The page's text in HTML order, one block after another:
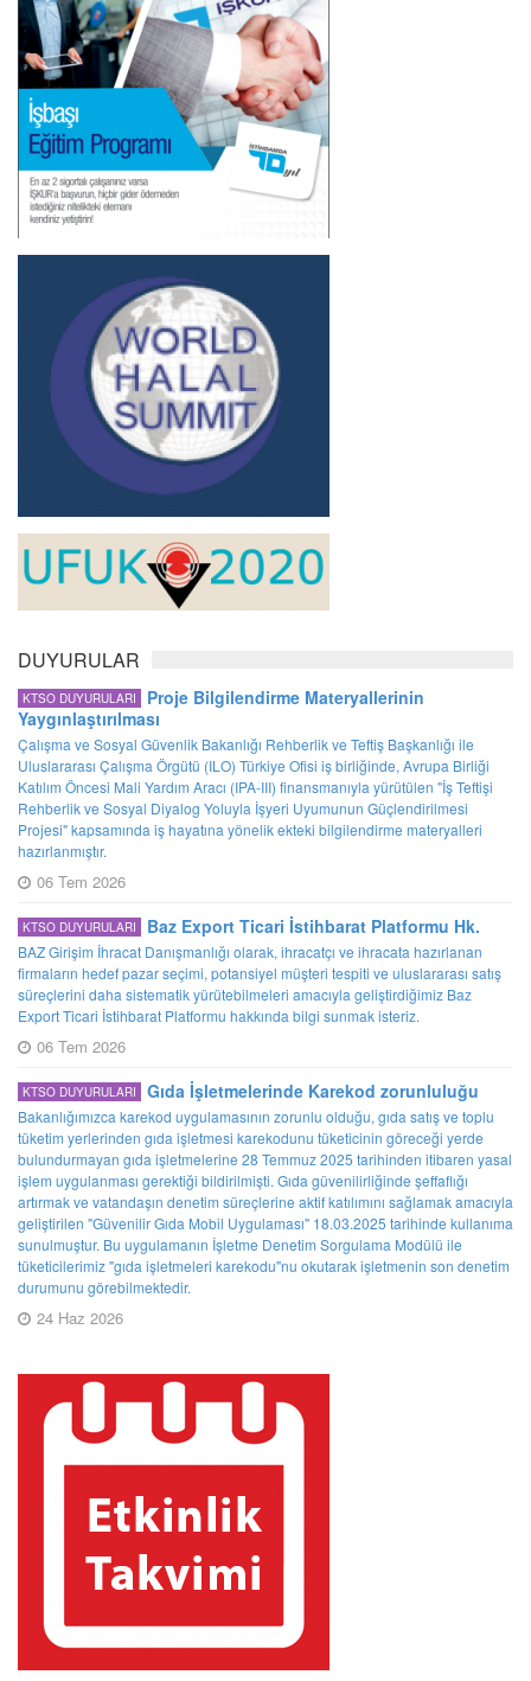
DUYURULAR
KTSO DUYURULARI
Proje Bilgilendirme Materyallerinin
Yaygınlaştırılması
Çalışma ve Sosyal Güvenlik Bakanlığı Rehberlik ve Teftiş Başkanlığı ile
Uluslararası Çalışma Örgütü (ILO) Türkiye Ofisi iş birliğinde, Avrupa Birliği
Katılım Öncesi Mali Yardım Aracı (IPA-III) finansmanıyla yürütülen "İş Teftişi
Rehberlik ve Sosyal Diyalog Yoluyla İşyeri Uyumunun Güçlendirilmesi
Projesi" kapsamında iş hayatına yönelik ekteki bilgilendirme materyalleri
hazırlanmıştır.
06 Tem 2026
KTSO DUYURULARI Baz Export Ticari İstihbarat Platformu Hk.
BAZ Girişim İhracat Danışmanlığı olarak, ihracatçı ve ihracata hazırlanan
firmaların hedef pazar seçimi, potansiyel müşteri tespiti ve uluslararası satış
süreçlerini daha sistematik yürütebilmeleri amacıyla geliştirdiğimiz Baz
Export Ticari İstihbarat Platformu hakkında bilgi sunmak isteriz.
06 Tem 2026
KTSO DUYURULARI Gıda İşletmelerinde Karekod zorunluluğu
Bakanlığımızca karekod uygulamasının zorunlu olduğu, gıda satış ve toplu
tüketim yerlerinden gıda işletmesi karekodunu tüketicinin göreceği yerde
bulundurmayan gıda işletmelerine 28 Temmuz 2025 tarihinden itibaren yasal
işlem uygulanması gerektiği bildirilmişti. Gıda güvenilirliğinde şeffaflığı
artırmak ve vatandaşın denetim süreçlerine aktif katılımını sağlamak amacıyla
geliştirilen "Güvenilir Gıda Mobil Uygulaması" 18.03.2025 tarihinde kullanıma
sunulmuştur. Bu uygulamanın İşletme Denetim Sorgulama Modülü ile
tüketicilerimiz "gıda işletmeleri karekodu"nu okutarak işletmenin son denetim
durumunu görebilmektedir.
24 Haz 2026